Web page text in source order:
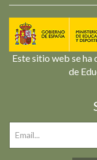
Este sitio web se
de